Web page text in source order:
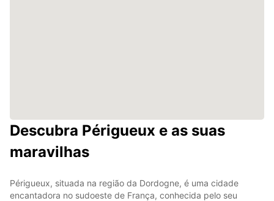
Descubra Périgueux e as suas
maravilhas
Périgueux, situada na região da Dordogne, é uma cidade
encantadora no sudoeste de França, conhecida pelo seu